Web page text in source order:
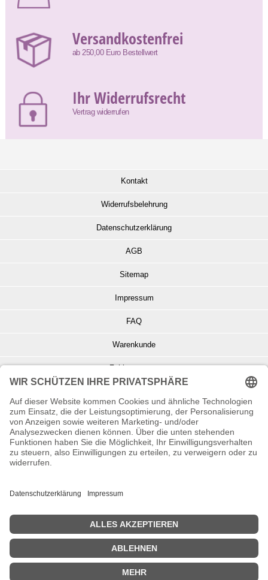
Versandkostenfrei
ab 250,00 Euro Bestellwert
Ihr Widerrufsrecht
Vertrag widerrufen
Kontakt
Widerrufsbelehrung
Datenschutzerklärung
AGB
Sitemap
Impressum
FAQ
Warenkunde
Zahlungsarten
Info zu Elektro- u. Elektronikgeräten
Batterieentsorgung
Informationen zur Echtheit von Kundenbewertungen
© Copyright 2026 Wohnambiente-Shop